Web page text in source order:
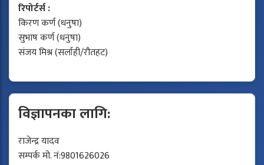
रिपोर्टर्स :
किरण कर्ण (धनुषा)
सुभाष कर्ण (धनुषा)
संजय मिश्र (सर्लाही/रौतहट)
विज्ञापनका लागि:
राजेन्द्र यादव
सम्पर्क मो. नं:9801626026